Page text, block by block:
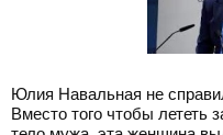
Юлия Навальная не
Вместо того чтобы лететь